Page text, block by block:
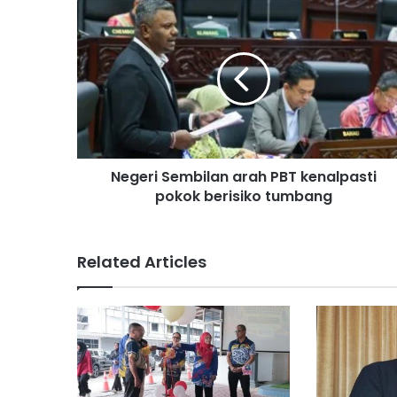
e
g
e
r
i
e
m
a
r
a
h
P
B
T
Negeri Sembilan arah PBT kenalpasti
pokok berisiko tumbang
Related Articles